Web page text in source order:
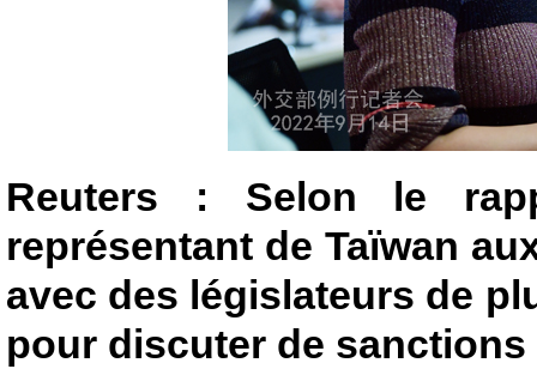
Reuters : Selon le
représentant de Taïwan
avec des législateurs de
pour discuter de